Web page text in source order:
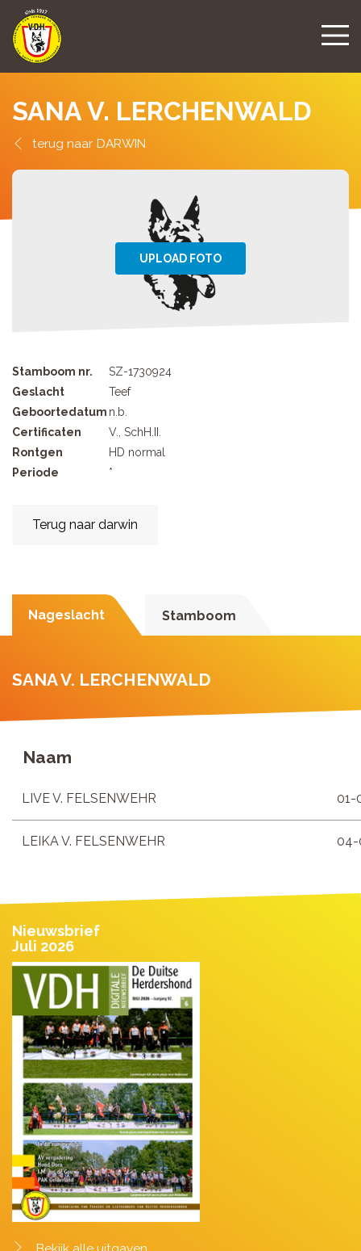
SANA V. LERCHENWALD
DARWIN
Stamboom nr.
SZ-1730924
Geslacht
Teef
Geboortedatum n.b.
Certificaten
V., SchH.II.
Rontgen
HD normal
Periode
*
Terug naar darwin
Nageslacht Stamboom
SANA V. LERCHENWALD
Naam
LIVE V. FELSENWEHR 01-
LEIKA V. FELSENWEHR 04-
Nieuwsbrief
Juli 2026